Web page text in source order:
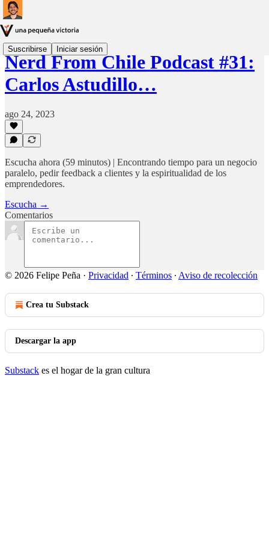
Suscribirse Iniciar sesión
Nerd From Chile Podcast #31:
Carlos Astudillo…
ago 24, 2023
Escucha ahora (59 minutos) | Encontrando tiempo para un negocio
paralelo, pedir feedback a clientes y la espiritualidad de los
emprendedores.
Escucha →
Comentarios
© 2026 Felipe Peña · Privacidad ∙ Términos ∙ Aviso de recolección
Crea tu Substack
Descargar la app
Substack es el hogar de la gran cultura